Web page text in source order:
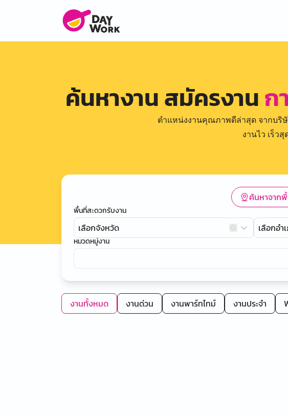
ค้นหางาน สมัครงานก
ตำแหน่งงานคุณภาพดีล่าสุด จากบ
งานไว เร็ว
ค้นหาจาก
พื้นที่สะดวกรับงาน
เลือกจังหวัด เลือกอำ
หมวดหมู่งาน
งานทั้งหมด งานด่วน งานพาร์ทไทม์ งานประจำ